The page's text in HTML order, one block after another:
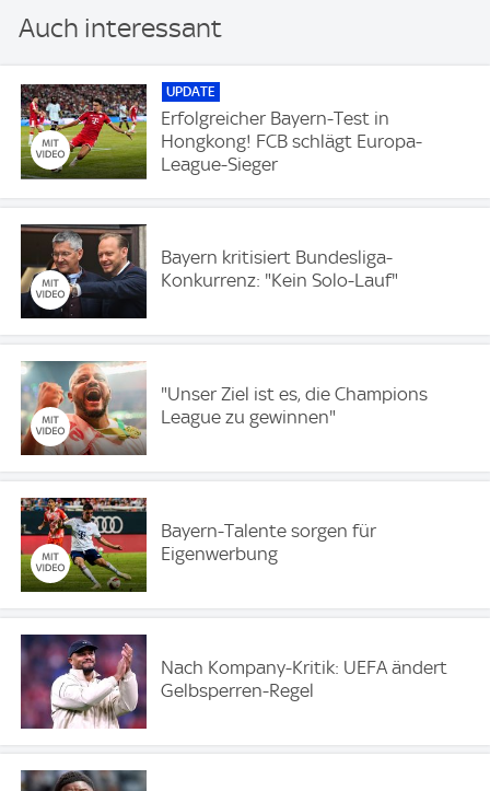
Auch interessant
UPDATE
Erfolgreicher Bayern-Test in
Hongkong! FCB schlägt Europa-
League-Sieger
Bayern kritisiert Bundesliga-
Konkurrenz: "Kein Solo-Lauf"
"Unser Ziel ist es, die Champions
League zu gewinnen"
Bayern-Talente sorgen für
Eigenwerbung
Nach Kompany-Kritik: UEFA ändert
Gelbsperren-Regel